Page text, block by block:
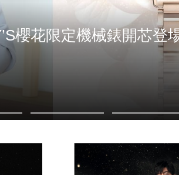
櫻花限定機械錶開芯登